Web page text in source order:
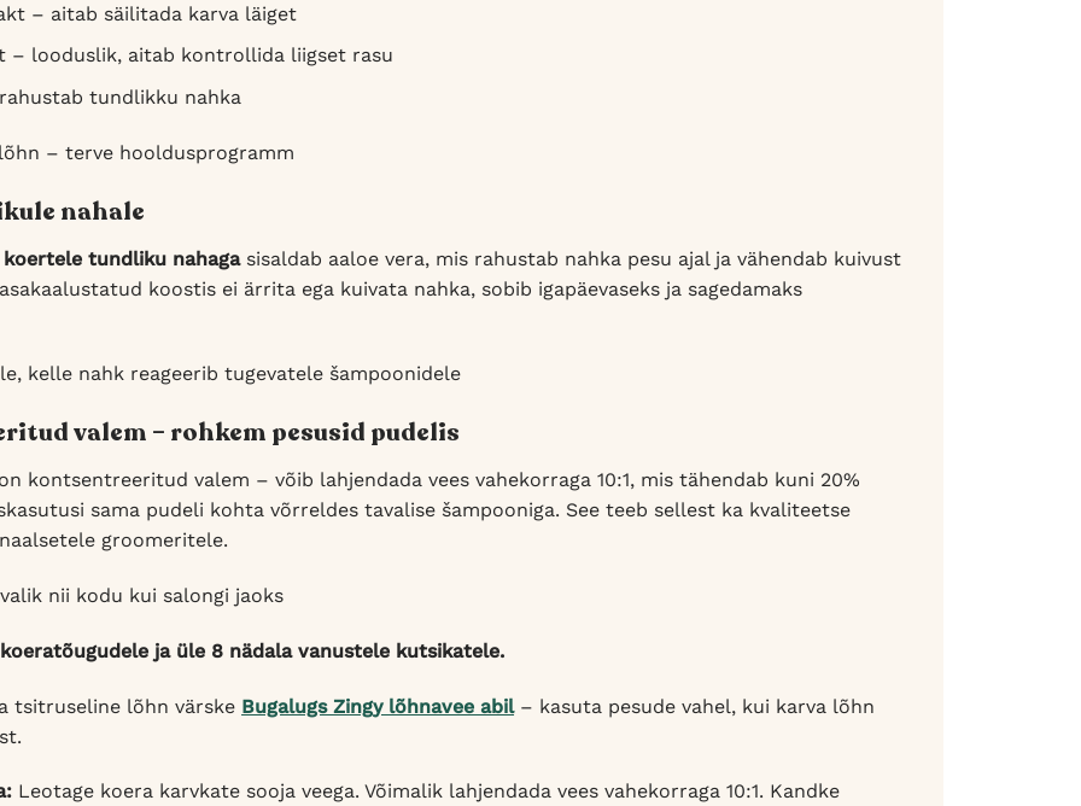
– aitab säilitada karva läiget
– looduslik, aitab kontrollida liigset rasu
tundlikku nahka
– terve hooldusprogramm
nahale
koertele tundliku nahagasisaldab aaloe vera, mis rahustab nahka pesu ajal ja vähendab kuivust
koostis ei ärrita ega kuivata nahka, sobib igapäevaseks ja sagedamaks
kelle nahk reageerib tugevatele šampoonidele
valem – rohkem pesusid pudelis
kontsentreeritud valem – võib lahjendada vees vahekorraga 10:1, mis tähendab kuni 20%
sama pudeli kohta võrreldes tavalise šampooniga. See teeb sellest ka kvaliteetse
groomeritele.
nii kodu kui salongi jaoks
ja üle 8 nädala vanustele kutsikatele.
tsitruseline lõhn värske Bugalugs Zingy lõhnavee abil– kasuta pesude vahel, kui karva lõhn
Leotage koera karvkate sooja veega. Võimalik lahjendada vees vahekorraga 10:1. Kandke